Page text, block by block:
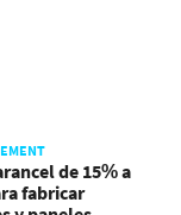
de 15% a
fabricar